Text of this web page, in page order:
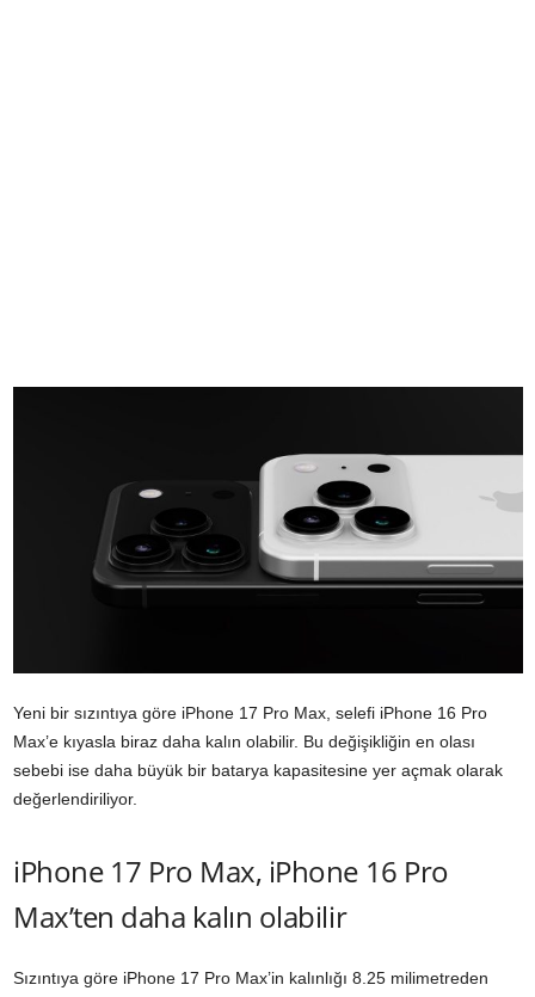
Yeni bir sızıntıya göre iPhone 17 Pro Max, selefi iPhone 16 Pro
Max’e kıyasla biraz daha kalın olabilir. Bu değişikliğin en olası
sebebi ise daha büyük bir batarya kapasitesine yer açmak olarak
değerlendiriliyor.
iPhone 17 Pro Max, iPhone 16 Pro
Max’ten daha kalın olabilir
Sızıntıya göre iPhone 17 Pro Max’in kalınlığı 8.25 milimetreden